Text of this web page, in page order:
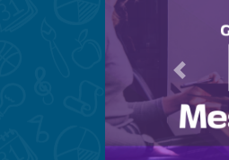
Anterior